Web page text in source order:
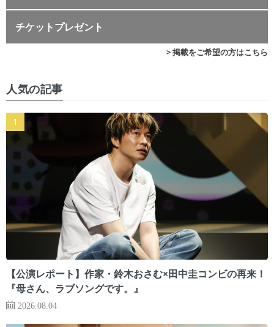
チケットプレゼント
> 掲載をご希望の方はこちら
人気の記事
【公演レポート】作家・鈴木おさむ×田中圭コンビの再来！
『母さん、ラブソングです。』
2026.08.04